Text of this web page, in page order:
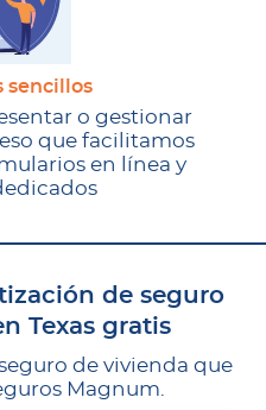
sencillos
o gestionar
que facilitamos
en línea y
de seguro
Texas gratis
de vivienda que
Magnum.